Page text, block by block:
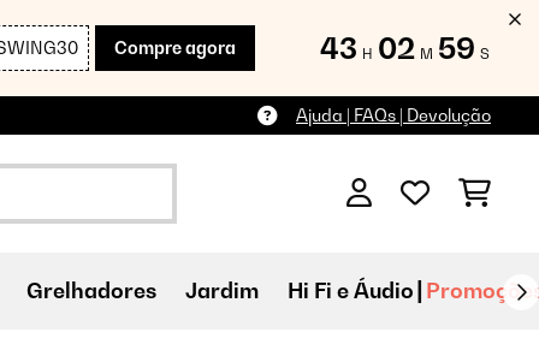
Compre agora 43 H 02 M 58 S
Ajuda | FAQs | Devolução
Grelhadores Jardim Hi Fi e Áudio